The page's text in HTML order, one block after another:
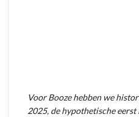
VoorBoozehebben we
2025, de hypothetische